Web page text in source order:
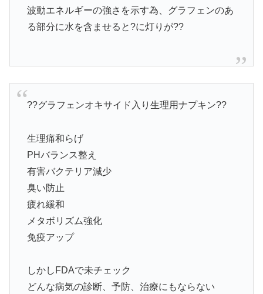
波動エネルギーの強さを示す為、グラフェンのあ
る部分に水を含ませると?に灯りが??
??グラフェンオキサイド入り生理用ナプキン??
生理痛和らげ
PHバランス整え
有害バクテリア減少
臭い防止
疲れ緩和
メタボリズム強化
免疫アップ
しかしFDAで未チェック
どんな病気の診断、予防、治療にもならない